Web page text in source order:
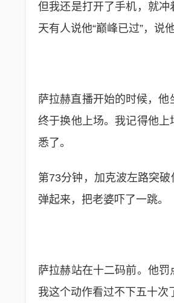
但我还是打开了手机，就
天有人说他“巅峰已过”，说
萨拉赫直播开始的时候，
终于换他上场。我记得他
悉了。
第73分钟，加克波左路突
弹起来，把老婆吓了一跳。
萨拉赫站在十二码前。他罚
我这个动作看过不下五十次